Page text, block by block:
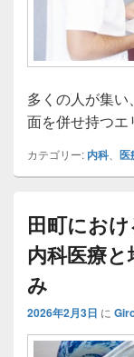
多くの人が集
面を併せ持つ
カテゴリー: 内科、 医
田町にお
内科医療
み
2026年2月3日 に